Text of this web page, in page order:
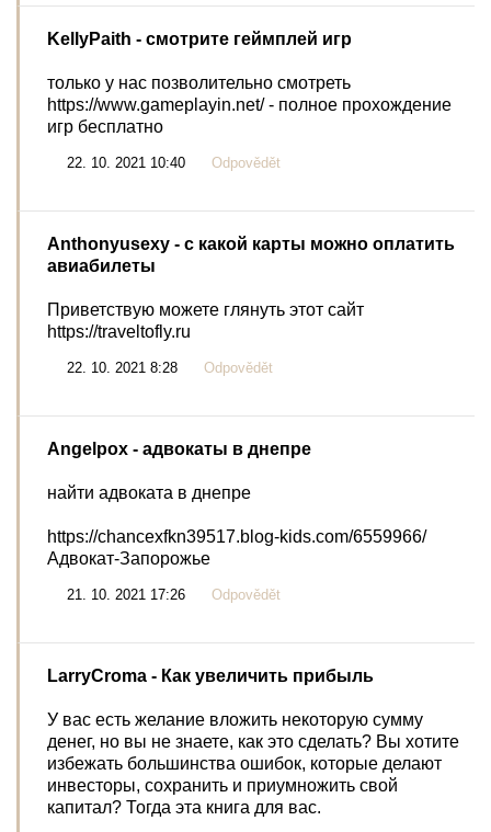
KellyPaith - смотрите геймплей игр
только у нас позволительно смотреть
https://www.gameplayin.net/ - полное прохождение
игр бесплатно
22. 10. 2021 10:40 Odpovědět
Anthonyusexy - с какой карты можно оплатить
авиабилеты
Приветствую можете глянуть этот сайт
https://traveltofly.ru
22. 10. 2021 8:28 Odpovědět
Angelpox - адвокаты в днепре
найти адвоката в днепре
https://chancexfkn39517.blog-kids.com/6559966/
Адвокат-Запорожье
21. 10. 2021 17:26 Odpovědět
LarryCroma - Как увеличить прибыль
У вас есть желание вложить некоторую сумму
денег, но вы не знаете, как это сделать? Вы хотите
избежать большинства ошибок, которые делают
инвесторы, сохранить и приумножить свой
капитал? Тогда эта книга для вас.